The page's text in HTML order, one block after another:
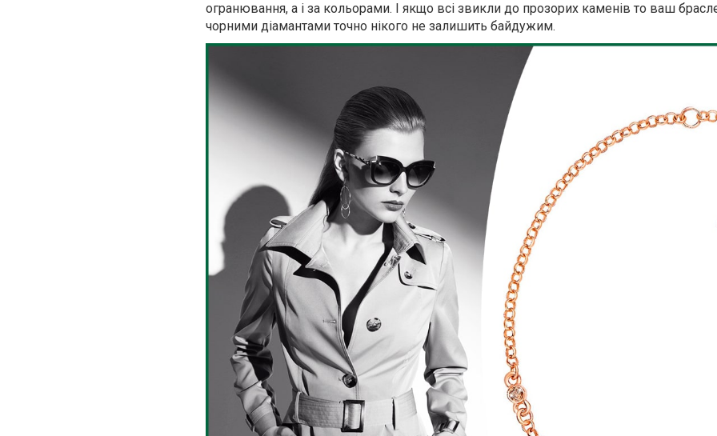
огранювання, а і за кольорами. І якщо всі звикли до прозорих каменів то ваш
чорними діамантами точно нікого не залишить байдужим.